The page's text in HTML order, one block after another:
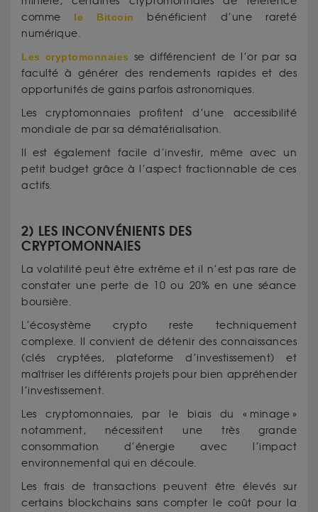
comme le Bitcoin
bénéficient d’une rareté
numérique.
Les cryptomonnaies se différencient de l’or par sa
faculté à générer des rendements rapides et des
opportunités de gains parfois astronomiques.
Les cryptomonnaies profitent d’une accessibilité
mondiale de par sa dématérialisation.
Il est également facile d’investir, même avec un
petit budget grâce à l’aspect fractionnable de ces
actifs.
2) LES INCONVÉNIENTS DES
CRYPTOMONNAIES
La volatilité peut être extrême et il n’est pas rare de
constater une perte de 10 ou 20% en une séance
boursière.
L’écosystème crypto reste techniquement
complexe. Il convient de détenir des connaissances
(clés cryptées, plateforme d’investissement) et
maîtriser les différents projets pour bien appréhender
l’investissement.
Les cryptomonnaies, par le biais du « minage »
notamment, nécessitent une très grande
consommation d’énergie avec l’impact
environnemental qui en découle.
Les frais de transactions peuvent être élevés sur
certains blockchains sans compter le coût pour la